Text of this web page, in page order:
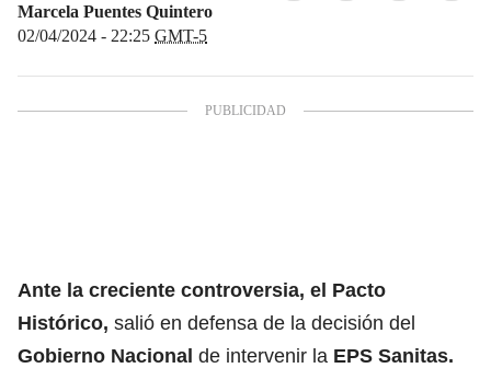
Marcela Puentes Quintero
02/04/2024 - 22:25 GMT-5
Ante la creciente controversia, el Pacto
Histórico, salió en defensa de la decisión del
Gobierno Nacional de intervenir la EPS Sanitas.